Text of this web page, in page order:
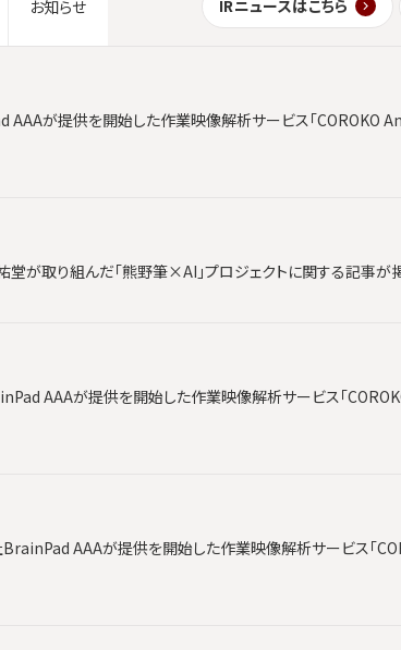
お知らせ IRニュースはこちら
AAAが提供を開始した作業映像解析サービス「COROKO
堂が取り組んだ「熊野筆×AI」プロジェクトに関する記事が
AAAが提供を開始した作業映像解析サービス「
BrainPad AAAが提供を開始した作業映像解析サービス「